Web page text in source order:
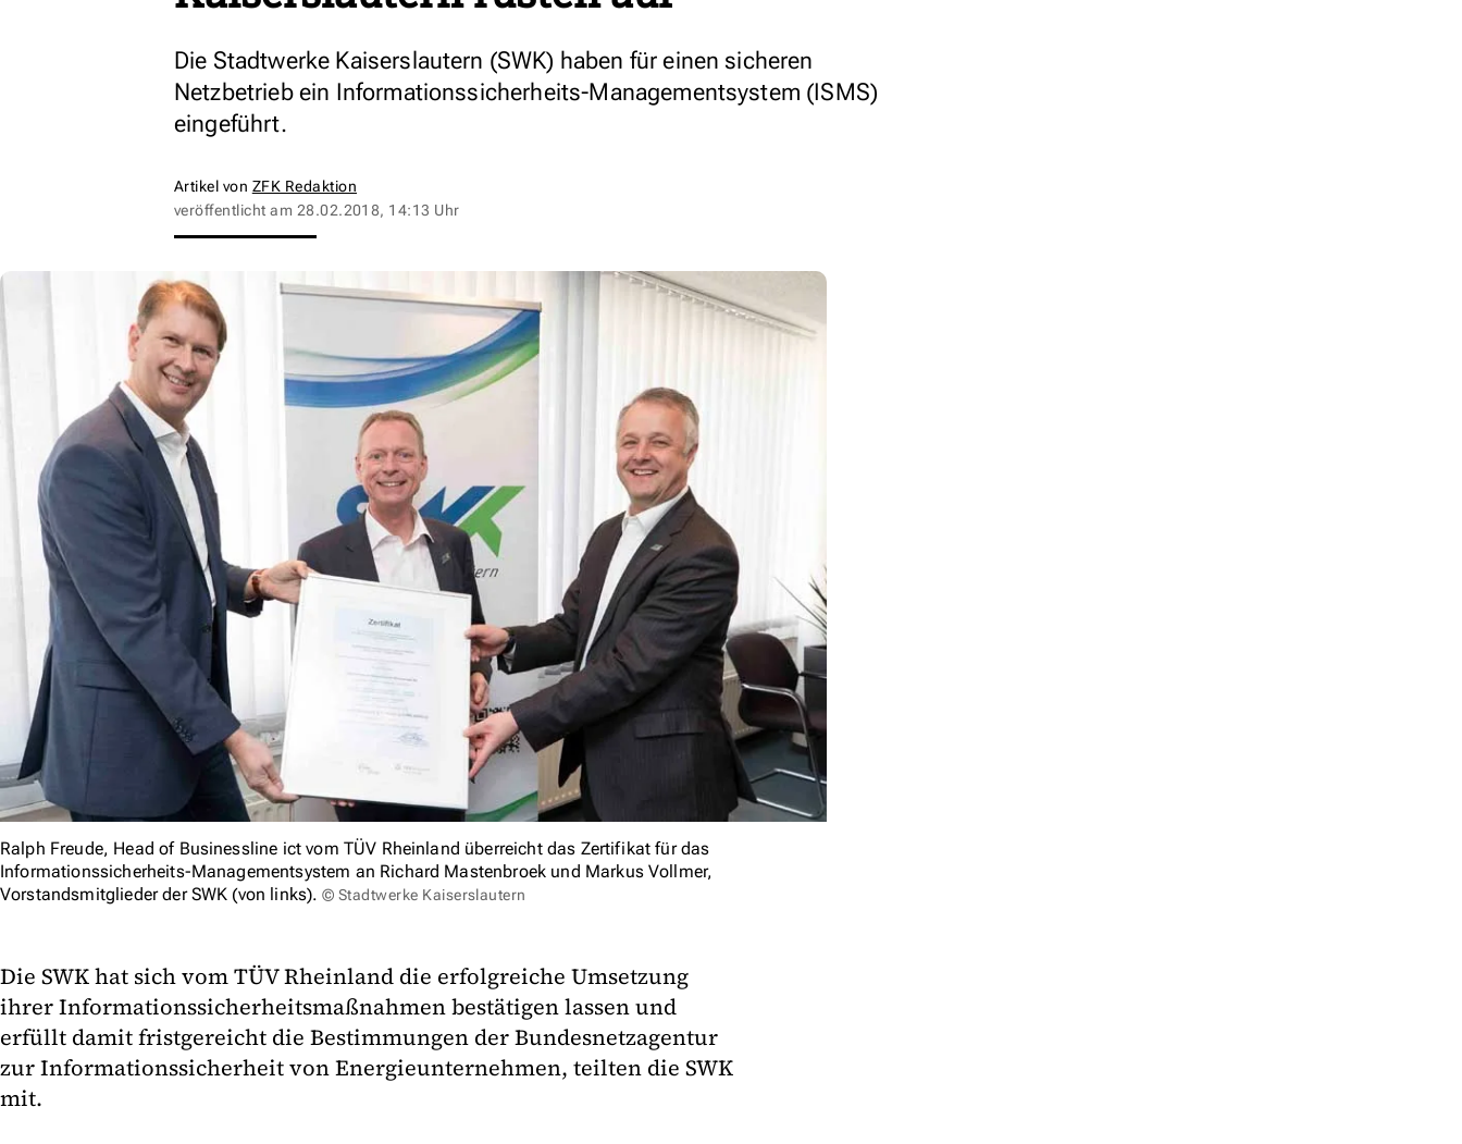
Die Stadtwerke Kaiserslautern (SWK) haben für einen sicheren
Netzbetrieb ein Informationssicherheits-Managementsystem (ISMS)
eingeführt.
Artikel von ZFK Redaktion
veröffentlicht am 28.02.2018, 14:13 Uhr
Ralph Freude, Head of Businessline ict vom TÜV Rheinland überreicht das Zertifikat für das
Informationssicherheits-Managementsystem an Richard Mastenbroek und Markus Vollmer,
Vorstandsmitglieder der SWK (von links). © Stadtwerke Kaiserslautern
Die SWK hat sich vom TÜV Rheinland die erfolgreiche Umsetzung
ihrer Informationssicherheitsmaßnahmen bestätigen lassen und
erfüllt damit fristgereicht die Bestimmungen der Bundesnetzagentur
zur Informationssicherheit von Energieunternehmen, teilten die SWK
mit.